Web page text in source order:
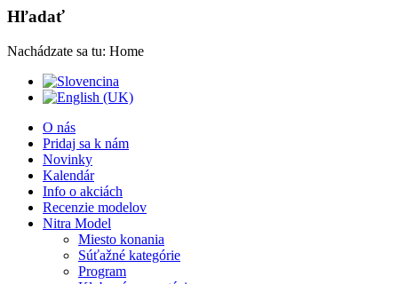
Hľadať
Nachádzate sa tu: Home
O nás
Pridaj sa k nám
Novinky
Kalendár
Info o akciách
Recenzie modelov
Nitra Model
Miesto konania
Súťažné kategórie
Program